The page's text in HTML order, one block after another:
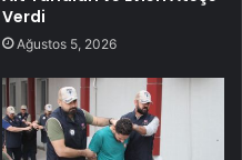
Verdi
Ağustos 5, 2026